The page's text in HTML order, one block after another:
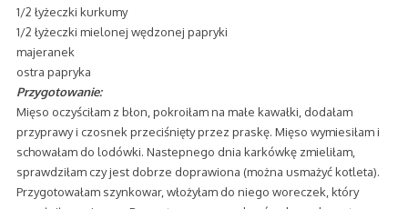
1/2 łyżeczki kurkumy
1/2 łyżeczki mielonej wędzonej papryki
majeranek
ostra papryka
Przygotowanie:
Mięso oczyściłam z błon, pokroiłam na małe kawałki, dodałam
przyprawy i czosnek przeciśnięty przez praskę. Mięso wymiesiłam i
schowałam do lodówki. Nastepnego dnia karkówkę zmieliłam,
sprawdziłam czy jest dobrze doprawiona (można usmażyć kotleta).
Przygotowałam szynkowar, włożyłam do niego woreczek, który